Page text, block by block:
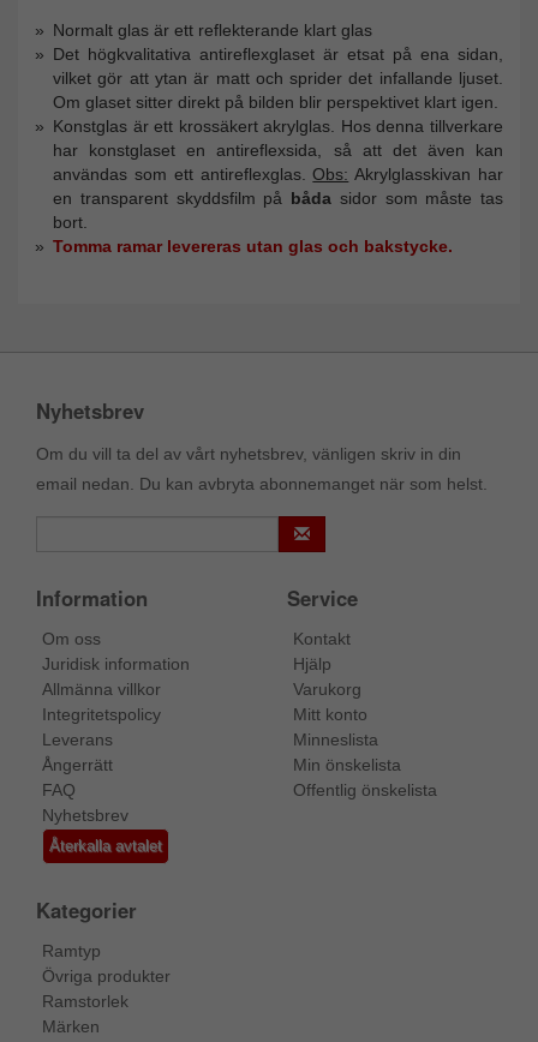
Normalt glas är ett reflekterande klart glas
Det högkvalitativa antireflexglaset är etsat på ena sidan,
vilket gör att ytan är matt och sprider det infallande ljuset.
Om glaset sitter direkt på bilden blir perspektivet klart igen.
Konstglas är ett krossäkert akrylglas.
Hos denna tillverkare
har konstglaset en antireflexsida, så att det även kan
användas som ett antireflexglas.Obs: Akrylglasskivan har
en transparent skyddsfilm på båda sidor som måste tas
bort.
Tomma ramar levereras utan glas och bakstycke.
Nyhetsbrev
Om du vill ta del av vårt nyhetsbrev, vänligen skriv in din
email nedan. Du kan avbryta abonnemanget när som helst.
Information
Om oss
Juridisk information
Allmänna villkor
Integritetspolicy
Leverans
Ångerrätt
FAQ
Nyhetsbrev
Återkalla avtalet
Service
Kontakt
Hjälp
Varukorg
Mitt konto
Minneslista
Min önskelista
Offentlig önskelista
Kategorier
Ramtyp
Övriga produkter
Ramstorlek
Märken